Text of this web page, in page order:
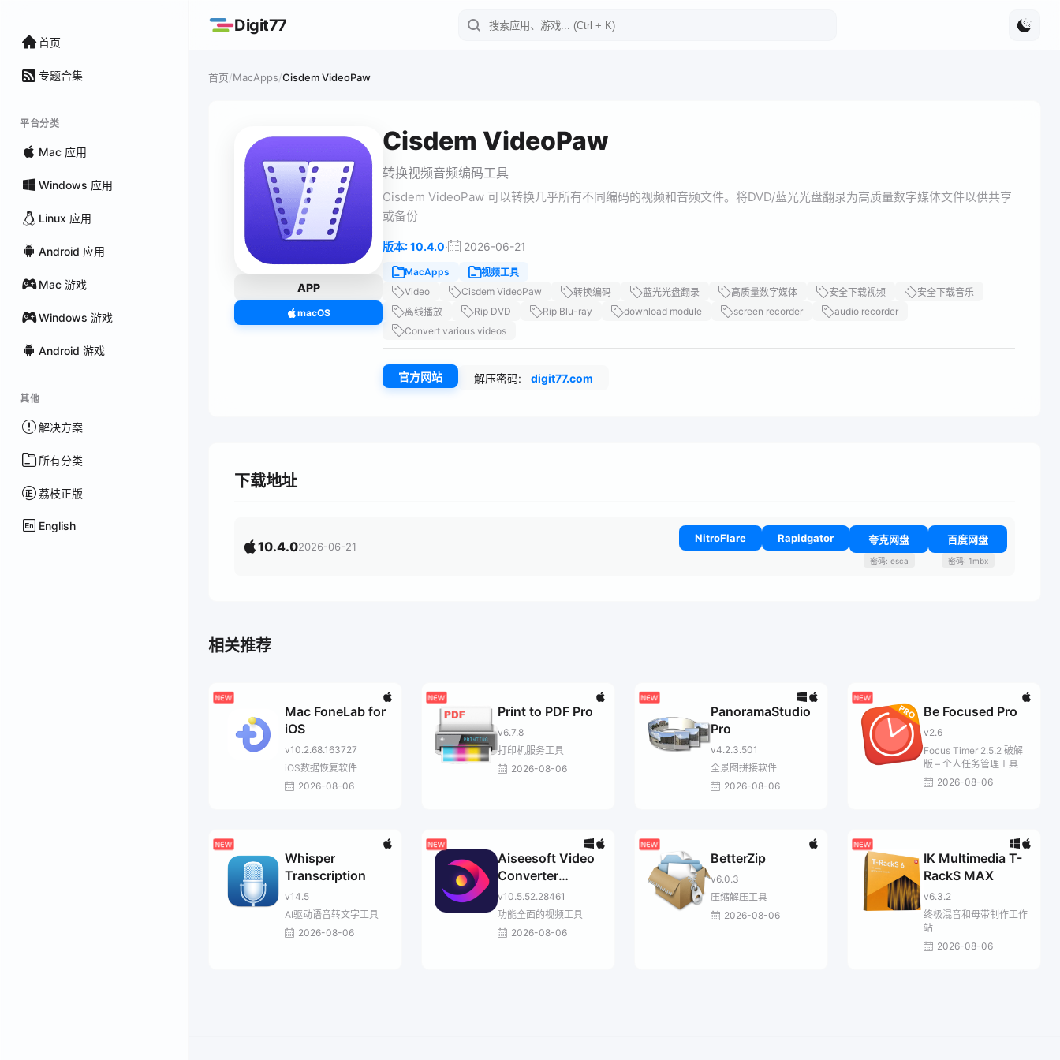
首页
专题合集
平台分类
Mac 应用
Windows 应用
Linux 应用
Android 应用
Mac 游戏
Windows 游戏
Android 游戏
其他
解决方案
所有分类
荔枝正版
English
Digit77
首页/MacApps/Cisdem VideoPaw
APP
macOS
Cisdem VideoPaw
转换视频音频编码工具
Cisdem VideoPaw 可以转换几乎所有不同编码的视频和音频文件。将DVD/蓝光光盘翻录为高质量数字媒体文件以供共享
或备份
版本: 10.4.0· 2026-06-21
MacApps
视频工具
Video
Cisdem VideoPaw 转换编码 蓝光光盘翻录 高质量数字媒体 安全下载视频
安全下载音乐
离线播放
Rip DVD Rip Blu-ray download module screen recorder
audio recorder
Convert various videos
官方网站 解压密码: digit77.com
下载地址
10.4.02026-06-21
NitroFlare Rapidgator 夸克网盘
密码: esca
百度网盘
密码: 1mbx
相关推荐
Mac FoneLab for
iOS
v10.2.68.163727
iOS数据恢复软件
2026-08-06
Print to PDF Pro
v6.7.8
打印机服务工具
2026-08-06
PanoramaStudio
Pro
v4.2.3.501
全景图拼接软件
2026-08-06
Be Focused Pro
v2.6
Focus Timer 2.5.2 破解
版 – 个人任务管理工具
2026-08-06
Whisper
Transcription
v14.5
AI驱动语音转文字工具
2026-08-06
Aiseesoft Video
Converter
Ultimate
v10.5.52.28461
功能全面的视频工具
2026-08-06
BetterZip
v6.0.3
压缩解压工具
2026-08-06
IK Multimedia T-
RackS MAX
v6.3.2
终极混音和母带制作工作
站
2026-08-06